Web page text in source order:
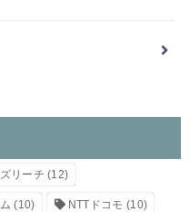
リーチ (12)
(10) NTTドコモ (10)